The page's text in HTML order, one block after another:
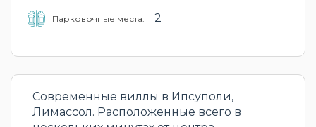
Парковочные места: 2
Современные виллы в Ипсуполи,
Лимассол. Расположенные всего в